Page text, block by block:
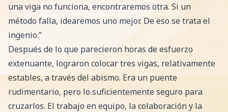
una viga no funciona, encontraremos otra. Si un
método falla, idearemos uno mejor. De eso se trata el
ingenio.”
Después de lo que parecieron horas de esfuerzo
extenuante, lograron colocar tres vigas, relativamente
estables, a través del abismo. Era un puente
rudimentario, pero lo suficientemente seguro para
cruzarlos. El trabajo en equipo, la colaboración y la